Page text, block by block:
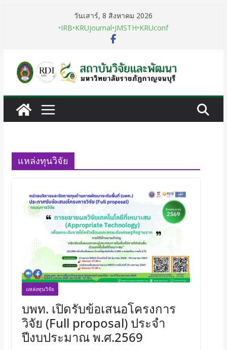
วันเสาร์, 8 สิงหาคม 2026
•IRB•KRUjournal•JMSTH•KRUconf
แหล่งทุนวิจัย
แหล่งทุนวิจัย
บพท. เปิดรับข้อเสนอโครงการ
วิจัย (Full proposal) ประจำ
ปีงบประมาณ พ.ศ.2569